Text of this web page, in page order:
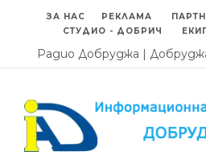
ЗА НАС РЕКЛАМА
СТУДИО - ДОБРИЧ
Радио Добруджа |